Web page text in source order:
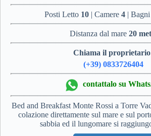
Posti Letto 10| Camere 4| Bagni
Distanza dal mare 20
Chiama il
(+39) 0833726404
contattalo su
Bed and Breakfast Monte Rossi a Torre
colazione direttamente sul mare e sul
sabbia ed il lungomare si